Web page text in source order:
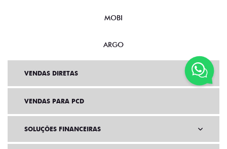
MOBI
ARGO
VENDAS DIRETAS
VENDAS PARA PCD
SOLUÇÕES FINANCEIRAS